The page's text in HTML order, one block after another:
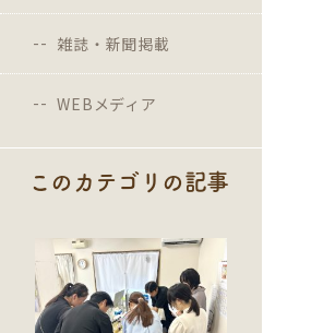
雑誌・新聞掲載
WEBメディア
このカテゴリの記事